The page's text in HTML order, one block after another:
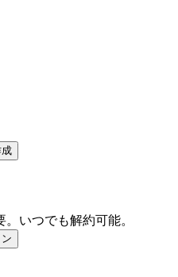
いつでも解約可能。